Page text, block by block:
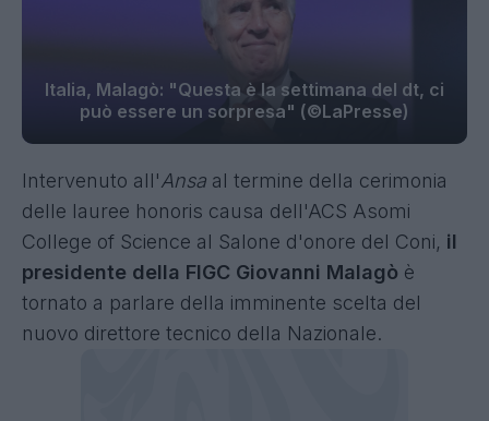
Italia, Malagò: "Questa è la settimana del dt, ci
può essere un sorpresa" (©LaPresse)
Intervenuto all'Ansa al termine della cerimonia
delle lauree honoris causa dell'ACS Asomi
College of Science al Salone d'onore del Coni, il
presidente della FIGC Giovanni Malagò è
tornato a parlare della imminente scelta del
nuovo direttore tecnico della Nazionale.